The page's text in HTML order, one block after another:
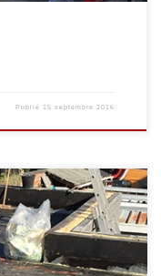
Publié 15 septembre 2016
… La toiture est
des couvreurs. Au rez-